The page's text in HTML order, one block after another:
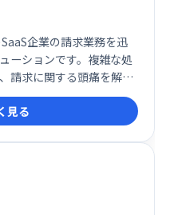
企業の請求業務を迅
ーションです。複雑な処
請求に関する頭痛を解消
見る